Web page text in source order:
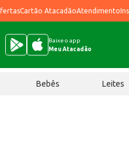
Cartão AtacadãoAtendimento
Baixe o app
Meu Atacadão
Bebês Leites